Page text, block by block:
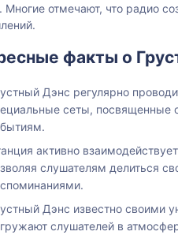
Многие отмечают, что радио
факты о
Дэнс регулярно
сеты,
активно
слушателям делиться
Дэнс известно своими
слушателей в